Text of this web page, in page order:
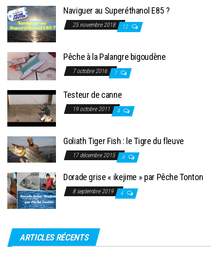
Naviguer au Superéthanol E85 ?
25 novembre 2018 12
Pêche à la Palangre bigoudène
7 octobre 2016 7
Testeur de canne
19 octobre 2011 4
Goliath Tiger Fish : le Tigre du fleuve
17 décembre 2015 4
Dorade grise « ikejime » par Pêche Tonton
8 septembre 2019 4
ARTICLES RÉCENTS